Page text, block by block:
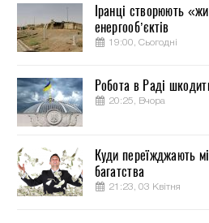
Іранці створюють
енергооб’єктів
19:00, Сьогодні
Робота в Раді
20:25, Вчора
Куди переїжджають
багатства
21:23, 03 Квітня